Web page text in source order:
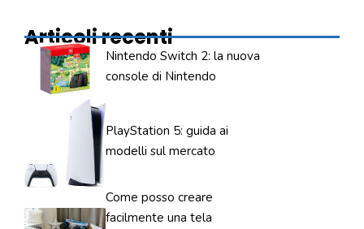
Articoli recenti
Nintendo Switch 2: la nuova
console di Nintendo
PlayStation 5: guida ai
modelli sul mercato
Come posso creare
facilmente una tela